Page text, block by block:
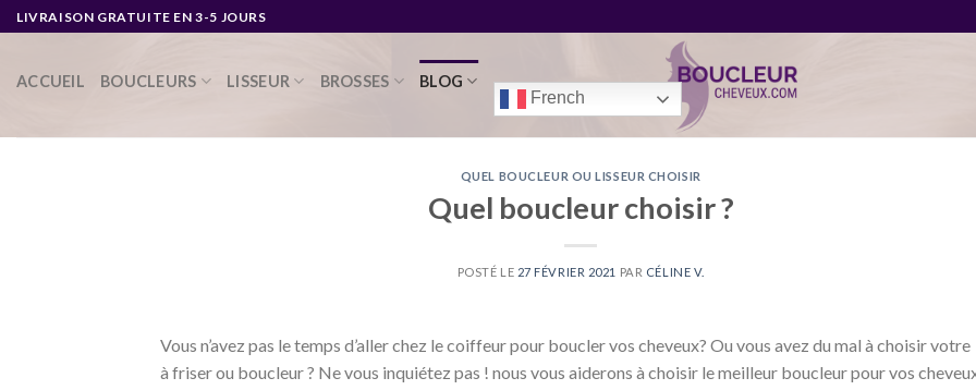
Skip
to
LIVRAISON GRATUITE EN 3-5 JOURS
ACCUEIL BOUCLEURS LISSEUR BROSSES
BLOG
French
QUEL BOUCLEUR OU LISSEUR CHOISIR
Quel boucleur choisir ?
POSTÉ LE 27 FÉVRIER 2021 PAR CÉLINE V.
Vous n’avez pas le temps d’aller chez le coiffeur pour boucler vos cheveux? Ou vous avez du mal à choisir
à friser ou boucleur ? Ne vous inquiétez pas ! nous vous aiderons à choisir le meilleur boucleur pour vos